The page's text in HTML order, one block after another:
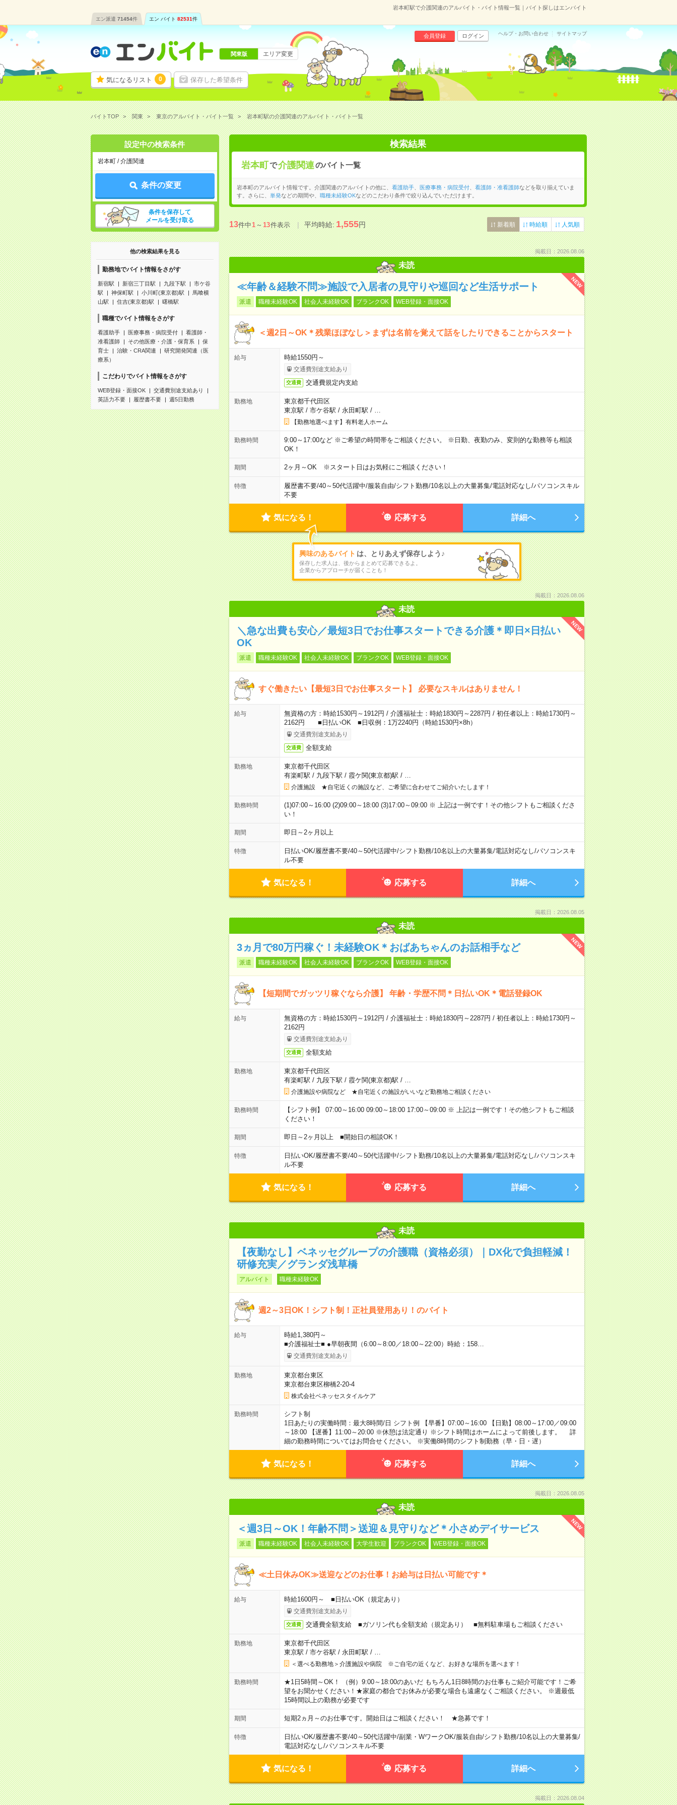
岩本町駅で介護関連のアルバイト・バイト情報一覧｜バイト探しはエンバイト
エン派遣 71454件 エン バイト 82531件
気になるリスト 0 保存した希望条件
会員登録 ログイン ヘルプ・お問い合わせ サイトマップ
関東版 エリア変更
バイトTOP 関東 東京のアルバイト・バイト一覧 岩本町駅の介護関連のアルバイト・バイト一覧
設定中の検索条件
岩本町 / 介護関連
条件の変更
条件を保存して
メールを受け取る
他の検索結果を見る
勤務地でバイト情報をさがす
新宿駅 新宿三丁目駅 九段下駅
市ケ谷
駅
神保町駅 小川町(東京都)駅
馬喰横
山駅
住吉(東京都)駅 曙橋駅
職種でバイト情報をさがす
看護助手 医療事務・病院受付
看護師・
准看護師
その他医療・介護・保育系
保
育士
治験・CRA関連
研究開発関連（医
療系）
こだわりでバイト情報をさがす
WEB登録・面接OK
交通費別途支給あり
英語力不要
履歴書不要 週5日勤務
検索結果
岩本町で介護関連のバイト一覧
岩本町のアルバイト情報です。介護関連のアルバイトの他に、 看護助手、 医療事務・病院受付、 看護師・准看護師などを取り揃えていま
す。さらに、
単発などの期間や、 職種未経験OKなどのこだわり条件で絞り込んでいただけます。
13件中1～13件表示 平均時給:1,555円 新着順 時給順 人気順
掲載日：2026.08.06
未読
NEW
≪年齢＆経験不問≫施設で入居者の見守りや巡回など生活サポート
派遣 職種未経験OK 社会人未経験OK ブランクOK WEB登録・面接OK
＜週2日～OK＊残業ほぼなし＞まずは名前を覚えて話をしたりできることからスタート
給与 時給1550円～
交通費別途支給あり
交通費 交通費規定内支給
勤務地
東京都千代田区
東京駅 / 市ケ谷駅 / 永田町駅 /
【勤務地選べます】有料老人ホーム
勤務時間
9:00～17:00など ※ご希望の時間帯をご相談ください。 ※日勤、夜勤のみ、変則的な勤務等も相談
OK！
期間 2ヶ月～OK ※スタート日はお気軽にご相談ください！
特徴 履歴書不要/40～50代活躍中/服装自由/シフト勤務/10名以上の大量募集/電話対応なし/パソコンスキル
不要
気になる！ 応募する 詳細へ
興味のあるバイト は、とりあえず保存しよう♪
保存した求人は、後からまとめて応募できるよ。
企業からアプローチが届くことも！
掲載日：2026.08.06
未読
NEW
＼急な出費も安心／最短3日でお仕事スタートできる介護＊即日×日払い
OK
派遣 職種未経験OK 社会人未経験OK ブランクOK WEB登録・面接OK
すぐ働きたい【最短3日でお仕事スタート】 必要なスキルはありません！
給与
無資格の方：時給1530円～1912円 / 介護福祉士：時給1830円～2287円 / 初任者以上：時給1730円～
2162円 ■日払いOK ■日収例：1万2240円（時給1530円×8h）
交通費別途支給あり
交通費 全額支給
勤務地
東京都千代田区
有楽町駅 / 九段下駅 / 霞ケ関(東京都)駅 /
介護施設 ★自宅近くの施設など、ご希望に合わせてご紹介いたします！
勤務時間
(1)07:00～16:00 (2)09:00～18:00 (3)17:00～09:00 ※ 上記は一例です！その他シフトもご相談くださ
い！
期間 即日～2ヶ月以上
特徴 日払いOK/履歴書不要/40～50代活躍中/シフト勤務/10名以上の大量募集/電話対応なし/パソコンスキ
ル不要
気になる！ 応募する 詳細へ
掲載日：2026.08.05
未読
NEW
3ヵ月で80万円稼ぐ！未経験OK＊おばあちゃんのお話相手など
派遣 職種未経験OK 社会人未経験OK ブランクOK WEB登録・面接OK
【短期間でガッツリ稼ぐなら介護】 年齢・学歴不問＊日払いOK＊電話登録OK
給与
無資格の方：時給1530円～1912円 / 介護福祉士：時給1830円～2287円 / 初任者以上：時給1730円～
2162円
交通費別途支給あり
交通費 全額支給
勤務地
東京都千代田区
有楽町駅 / 九段下駅 / 霞ケ関(東京都)駅 /
介護施設や病院など ★自宅近くの施設がいいなど勤務地ご相談ください
勤務時間
【シフト例】 07:00～16:00 09:00～18:00 17:00～09:00 ※ 上記は一例です！その他シフトもご相談
ください！
期間 即日～2ヶ月以上 ■開始日の相談OK！
特徴 日払いOK/履歴書不要/40～50代活躍中/シフト勤務/10名以上の大量募集/電話対応なし/パソコンスキ
ル不要
気になる！ 応募する 詳細へ
未読
【夜勤なし】ベネッセグループの介護職（資格必須）｜DX化で負担軽減！
研修充実／グランダ浅草橋
アルバイト 職種未経験OK
週2～3日OK！シフト制！正社員登用あり！のバイト
給与
時給1,380円～
■介護福祉士■ ●早朝夜間（6:00～8:00／18:00～22:00）時給：158…
交通費別途支給あり
勤務地
東京都台東区
東京都台東区柳橋2-20-4
株式会社ベネッセスタイルケア
勤務時間
シフト制
1日あたりの実働時間：最大8時間/日 シフト例 【早番】07:00～16:00 【日勤】08:00～17:00／09:00
～18:00 【遅番】11:00～20:00 ※休憩は法定通り ※シフト時間はホームによって前後します。 詳
細の勤務時間についてはお問合せください。 ※実働8時間のシフト制勤務（早・日・遅）
気になる！ 応募する 詳細へ
掲載日：2026.08.05
未読
NEW
＜週3日～OK！年齢不問＞送迎＆見守りなど＊小さめデイサービス
派遣 職種未経験OK 社会人未経験OK 大学生歓迎 ブランクOK WEB登録・面接OK
≪土日休みOK≫送迎などのお仕事！お給与は日払い可能です＊
給与 時給1600円～ ■日払いOK（規定あり）
交通費別途支給あり
交通費 交通費全額支給 ■ガソリン代も全額支給（規定あり） ■無料駐車場もご相談ください
勤務地
東京都千代田区
東京駅 / 市ケ谷駅 / 永田町駅 /
＜選べる勤務地＞介護施設や病院 ※ご自宅の近くなど、お好きな場所を選べます！
勤務時間
★1日5時間～OK！ （例）9:00～18:00のあいだ もちろん1日8時間のお仕事もご紹介可能です！ご希
望をお聞かせください！★家庭の都合でお休みが必要な場合も遠慮なくご相談ください。 ※週最低
15時間以上の勤務が必要です
期間 短期2ヵ月～のお仕事です。開始日はご相談ください！ ★急募です！
特徴 日払いOK/履歴書不要/40～50代活躍中/副業・WワークOK/服装自由/シフト勤務/10名以上の大量募集/
電話対応なし/パソコンスキル不要
気になる！ 応募する 詳細へ
掲載日：2026.08.04